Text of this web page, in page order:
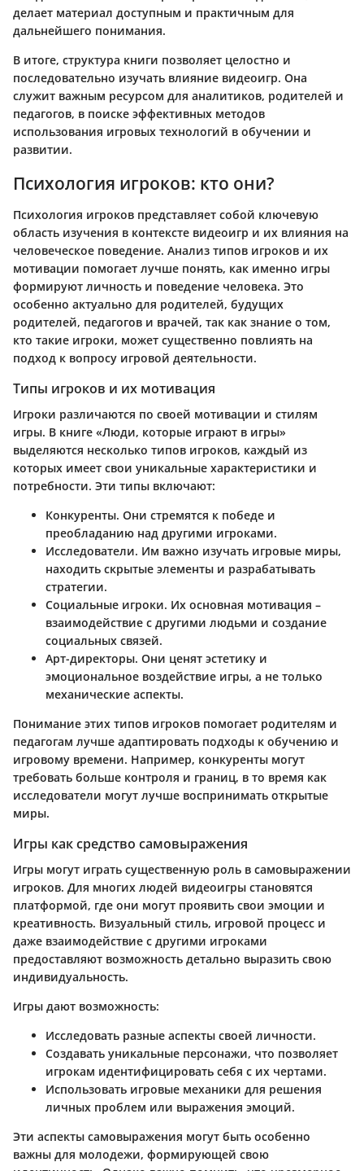
делает материал доступным и практичным для
дальнейшего понимания.
В итоге, структура книги позволяет целостно и
последовательно изучать влияние видеоигр. Она
служит важным ресурсом для аналитиков, родителей и
педагогов, в поиске эффективных методов
использования игровых технологий в обучении и
развитии.
Психология игроков: кто они?
Психология игроков представляет собой ключевую
область изучения в контексте видеоигр и их влияния на
человеческое поведение. Анализ типов игроков и их
мотивации помогает лучше понять, как именно игры
формируют личность и поведение человека. Это
особенно актуально для родителей, будущих
родителей, педагогов и врачей, так как знание о том,
кто такие игроки, может существенно повлиять на
подход к вопросу игровой деятельности.
Типы игроков и их мотивация
Игроки различаются по своей мотивации и стилям
игры. В книге «Люди, которые играют в игры»
выделяются несколько типов игроков, каждый из
которых имеет свои уникальные характеристики и
потребности. Эти типы включают:
Конкуренты. Они стремятся к победе и
преобладанию над другими игроками.
Исследователи. Им важно изучать игровые миры,
находить скрытые элементы и разрабатывать
стратегии.
Социальные игроки. Их основная мотивация –
взаимодействие с другими людьми и создание
социальных связей.
Арт-директоры. Они ценят эстетику и
эмоциональное воздействие игры, а не только
механические аспекты.
Понимание этих типов игроков помогает родителям и
педагогам лучше адаптировать подходы к обучению и
игровому времени. Например, конкуренты могут
требовать больше контроля и границ, в то время как
исследователи могут лучше воспринимать открытые
миры.
Игры как средство самовыражения
Игры могут играть существенную роль в самовыражении
игроков. Для многих людей видеоигры становятся
платформой, где они могут проявить свои эмоции и
креативность. Визуальный стиль, игровой процесс и
даже взаимодействие с другими игроками
предоставляют возможность детально выразить свою
индивидуальность.
Игры дают возможность:
Исследовать разные аспекты своей личности.
Создавать уникальные персонажи, что позволяет
игрокам идентифицировать себя с их чертами.
Использовать игровые механики для решения
личных проблем или выражения эмоций.
Эти аспекты самовыражения могут быть особенно
важны для молодежи, формирующей свою